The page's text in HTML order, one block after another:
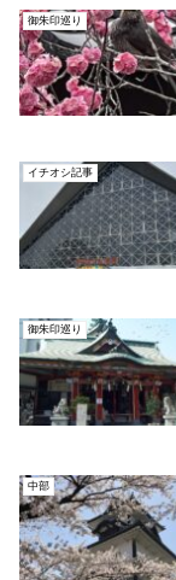
御朱印巡り
イチオシ記事
御朱印巡り
中部